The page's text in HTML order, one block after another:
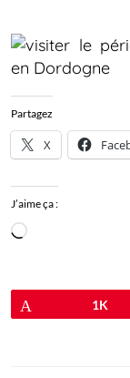
Partagez
X
J’aime ça :
Chargement…
1K